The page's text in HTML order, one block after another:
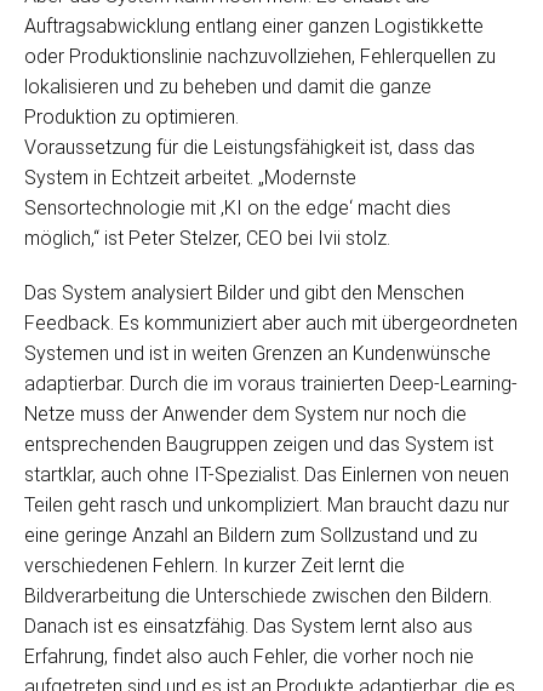
Auftragsabwicklung entlang einer ganzen Logistikkette
oder Produktionslinie nachzuvollziehen, Fehlerquellen zu
lokalisieren und zu beheben und damit die ganze
Produktion zu optimieren.
Voraussetzung für die Leistungsfähigkeit ist, dass das
System in Echtzeit arbeitet. „Modernste
Sensortechnologie mit ,KI on the edge‘ macht dies
möglich,“ ist Peter Stelzer, CEO bei Ivii stolz.
Das System analysiert Bilder und gibt den Menschen
Feedback. Es kommuniziert aber auch mit übergeordneten
Systemen und ist in weiten Grenzen an Kundenwünsche
adaptierbar. Durch die im voraus trainierten Deep-Learning-
Netze muss der Anwender dem System nur noch die
entsprechenden Baugruppen zeigen und das System ist
startklar, auch ohne IT-Spezialist. Das Einlernen von neuen
Teilen geht rasch und unkompliziert. Man braucht dazu nur
eine geringe Anzahl an Bildern zum Sollzustand und zu
verschiedenen Fehlern. In kurzer Zeit lernt die
Bildverarbeitung die Unterschiede zwischen den Bildern.
Danach ist es einsatzfähig. Das System lernt also aus
Erfahrung, findet also auch Fehler, die vorher noch nie